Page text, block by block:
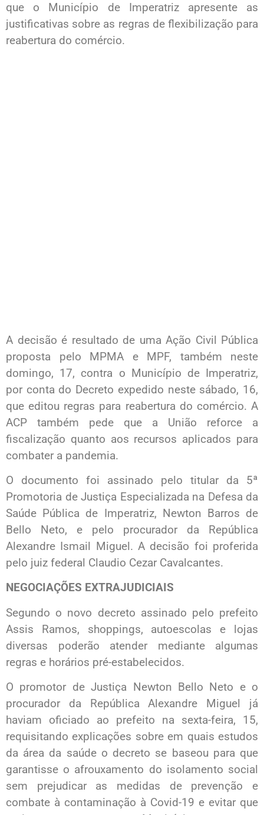
que o Município de Imperatriz apresente as
justificativas sobre as regras de flexibilização para
reabertura do comércio.
A decisão é resultado de uma Ação Civil Pública
proposta pelo MPMA e MPF, também neste
domingo, 17, contra o Município de Imperatriz,
por conta do Decreto expedido neste sábado, 16,
que editou regras para reabertura do comércio. A
ACP também pede que a União reforce a
fiscalização quanto aos recursos aplicados para
combater a pandemia.
O documento foi assinado pelo titular da 5ª
Promotoria de Justiça Especializada na Defesa da
Saúde Pública de Imperatriz, Newton Barros de
Bello Neto, e pelo procurador da República
Alexandre Ismail Miguel. A decisão foi proferida
pelo juiz federal Claudio Cezar Cavalcantes.
NEGOCIAÇÕES EXTRAJUDICIAIS
Segundo o novo decreto assinado pelo prefeito
Assis Ramos, shoppings, autoescolas e lojas
diversas poderão atender mediante algumas
regras e horários pré-estabelecidos.
O promotor de Justiça Newton Bello Neto e o
procurador da República Alexandre Miguel já
haviam oficiado ao prefeito na sexta-feira, 15,
requisitando explicações sobre em quais estudos
da área da saúde o decreto se baseou para que
garantisse o afrouxamento do isolamento social
sem prejudicar as medidas de prevenção e
combate à contaminação à Covid-19 e evitar que